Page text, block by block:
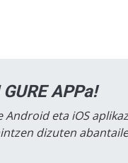
APPa!
Android eta iOS
dizuten